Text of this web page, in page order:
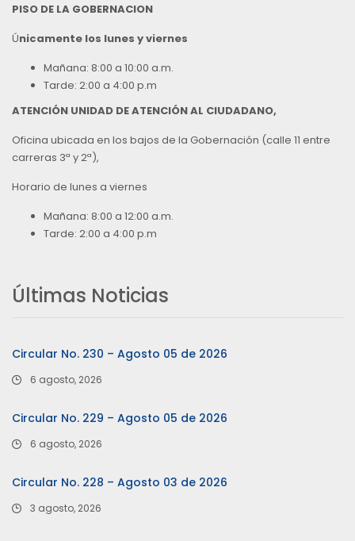
PISO DE LA GOBERNACION
Únicamente los lunes y viernes
Mañana: 8:00 a 10:00 a.m.
Tarde: 2:00 a 4:00 p.m
ATENCIÓN UNIDAD DE ATENCIÓN AL CIUDADANO,
Oficina ubicada en los bajos de la Gobernación (calle 11 entre
carreras 3ª y 2ª),
Horario de lunes a viernes
Mañana: 8:00 a 12:00 a.m.
Tarde: 2:00 a 4:00 p.m
Últimas Noticias
Circular No. 230 – Agosto 05 de 2026
6 agosto, 2026
Circular No. 229 – Agosto 05 de 2026
6 agosto, 2026
Circular No. 228 – Agosto 03 de 2026
3 agosto, 2026